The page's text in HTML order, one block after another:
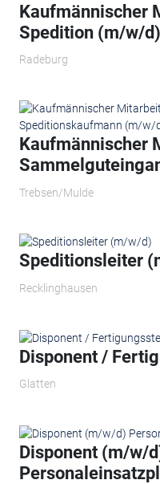
Kaufmännischer
Spedition (m/w/
Radeburg
Kaufmännischer
Trebsen/Mulde
Speditionsleiter
Recklinghausen
Disponent /
Glatten
Disponent (m/w/